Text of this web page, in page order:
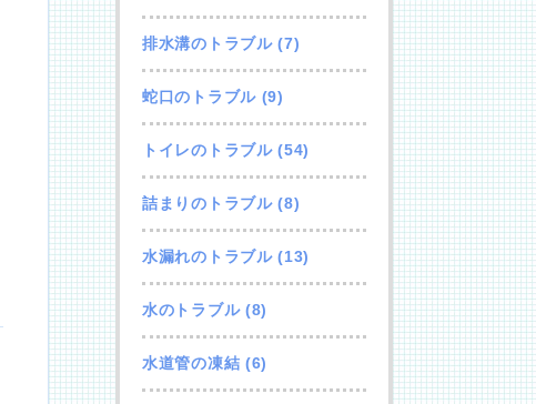
排水溝のトラブル(7)
蛇口のトラブル(9)
トイレのトラブル(54)
詰まりのトラブル(8)
水漏れのトラブル(13)
水のトラブル(8)
水道管の凍結 (6)